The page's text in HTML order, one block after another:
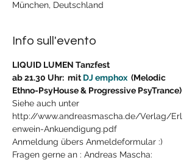
München, Deutschland
Info sull'evento
LIQUID LUMEN Tanzfest
ab 21.30 Uhr:  mit DJ emphox (Melodic
Ethno-PsyHouse & Progressive PsyTrance)
Siehe auch unter
http://www.andreasmascha.de/Verlag/Erl
enwein-Ankuendigung.pdf
Anmeldung übers Anmeldeformular :)
Fragen gerne an : Andreas Mascha: